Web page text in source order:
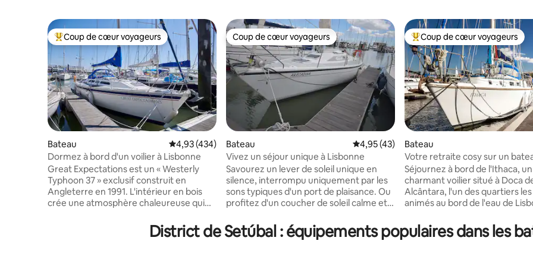
Coups de cœur voyageurs les plus appréciés
Coup de cœur voyageurs
Bateau Évaluation moyenne sur la base de 434 commentaires : 4,93 sur 5
4,93 (434)
Dormez à bord d'un voilier à Lisbonne
Great Expectations est un « Westerly
Typhoon 37 » exclusif construit en
Angleterre en 1991. L'intérieur en bois
crée une atmosphère chaleureuse qui
construction, les matériaux et le design
vous feront vous sentir chez vous. Pour
Coup de cœur voyageurs
Coup de cœur voyageurs
Bateau Évaluation moyenne sur la base de 43
4,95 (43)
Vivez un séjour unique à Lisbonne
Savourez un lever de soleil unique en
silence, interrompu uniquement par les
sons typiques d'un port de plaisance. Ou
profitez d'un coucher de soleil calme et
nagent généralement dans l'espace. La
promenade adjacente au bord de l'eau
Coups de cœur voyageurs les
Coup de cœur voyageurs
Bateau
Votre retraite cosy sur un
Séjournez à bord de l'Ithaca, un
charmant voilier situé à Doca
Alcântara, l'un des quartiers
animés au bord de l'eau de
le charme de la vie sur l'eau. Situé à
Alcântara, vous serez entouré
District de Setúbal : équipements populaires dans les